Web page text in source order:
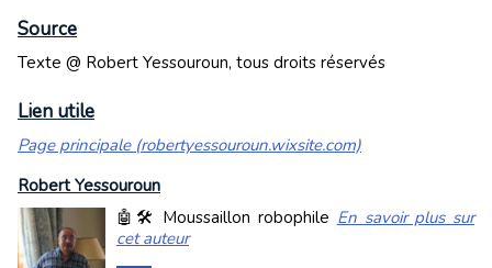
Source
Texte @ Robert Yessouroun, tous droits réservés
Lien utile
Page principale (robertyessouroun.wixsite.com)
Robert Yessouroun
🤖🛠️ Moussaillon robophile En savoir plus sur
cet auteur